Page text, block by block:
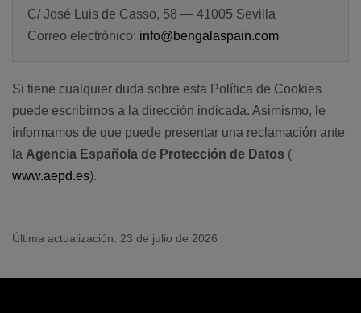
C/ José Luis de Casso, 58 — 41005 Sevilla
Correo electrónico: info@bengalaspain.com
Si tiene cualquier duda sobre esta Política de Cookies
puede escribirnos a la dirección indicada. Asimismo, le
informamos de que puede presentar una reclamación ante
la Agencia Española de Protección de Datos (
www.aepd.es).
Última actualización: 23 de julio de 2026